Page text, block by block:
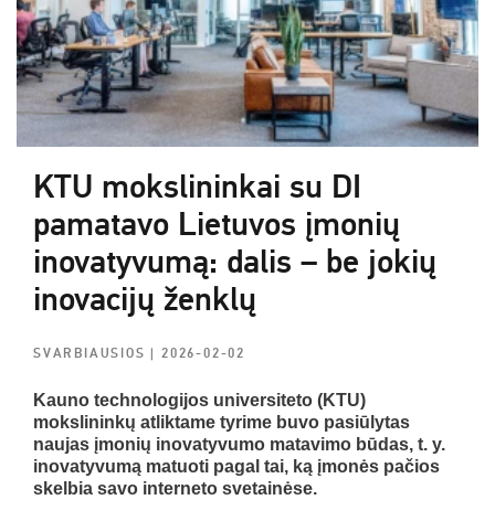
KTU mokslininkai su DI
pamatavo Lietuvos įmonių
inovatyvumą: dalis – be jokių
inovacijų ženklų
SVARBIAUSIOS| 2026-02-02
Kauno technologijos universiteto (KTU)
mokslininkų atliktame tyrime buvo pasiūlytas
naujas įmonių inovatyvumo matavimo būdas, t. y.
inovatyvumą matuoti pagal tai, ką įmonės pačios
skelbia savo interneto svetainėse.